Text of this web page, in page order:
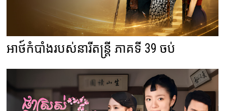
អាថ៍កំបាំងរបស់នារីតន្ត្រី ភាគទី 39 ចប់